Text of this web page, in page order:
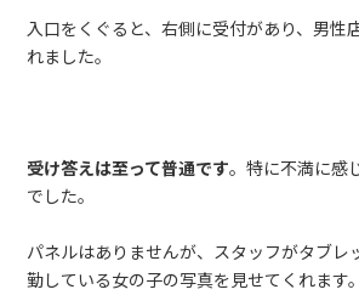
入口をくぐると、右側に受付があり、男性
れました。
受け答えは至って普通です。特に不満に感
でした。
パネルはありませんが、スタッフがタブレ
勤している女の子の写真を見せてくれます。